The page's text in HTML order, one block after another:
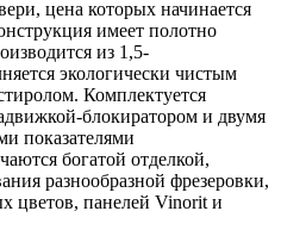
цена которых начинается
имеет полотно
из 1,5-
экологически чистым
Комплектуется
блокиратором и двумя
показателями
богатой отделкой,
разнообразной фрезеровки,
цветов, панелей Vinorit и